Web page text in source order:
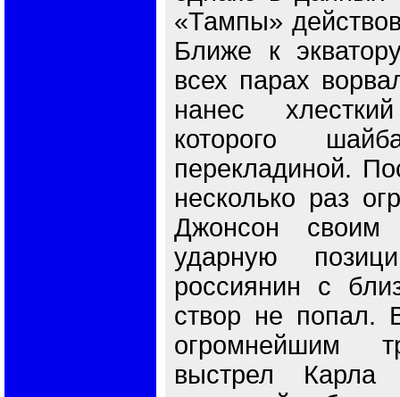
«Тампы»
Ближе к
всех парах
нанес
которого
перекладиной.
несколько раз
Джонсон
ударную
россиянин с
створ не попал.
огромнейшим
выстрел